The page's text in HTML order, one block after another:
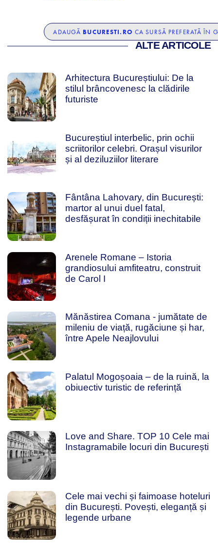
ADAUGĂ BUCURESTI.RO CA SURSĂ PREFERATĂ ÎN
ALTE ARTICOLE
Arhitectura Bucureștiului: De la
stilul brâncovenesc la clădirile
futuriste
Bucureștiul interbelic, prin ochii
scriitorilor celebri. Orașul visurilor
și al deziluziilor literare
Fântâna Lahovary, din București:
martor al unui duel fatal,
desfășurat în condiții inechitabile
Arenele Romane – Istoria
grandiosului amfiteatru, construit
de Carol I
Mănăstirea Comana - jumătate de
mileniu de viață, rugăciune și har,
între Apele Neajlovului
Palatul Mogoșoaia – de la ruină, la
obiuectiv turistic de referință
Love and Share. TOP 10 Cele mai
Instagramabile locuri din București
Cele mai vechi și faimoase hoteluri
din București. Povești, eleganță și
legende urbane